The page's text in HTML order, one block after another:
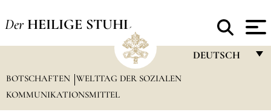
Der HEILIGE STUHL
DEUTSCH
BOTSCHAFTEN WELTTAG DER SOZIALEN
KOMMUNIKATIONSMITTEL